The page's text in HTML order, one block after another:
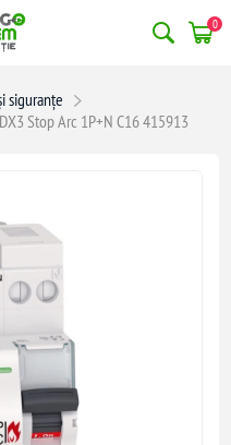
0
siguranțe
Stop Arc 1P+N C16 415913